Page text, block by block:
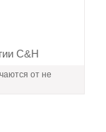
C&H
от не